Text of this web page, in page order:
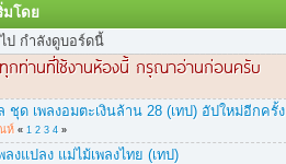
มโดย
ป กำลังดูบอร์ดนี้
กท่านที่ใช้งานห้องนี้ กรุณาอ่านก่อนครับ
ชุด เพลงอมตะเงินล้าน 28 (เทป) อัปใหม่อีกครั้ง
ห์ «1 2 3 4 »
ลงแปลง แม่ไม้เพลงไทย (เทป)